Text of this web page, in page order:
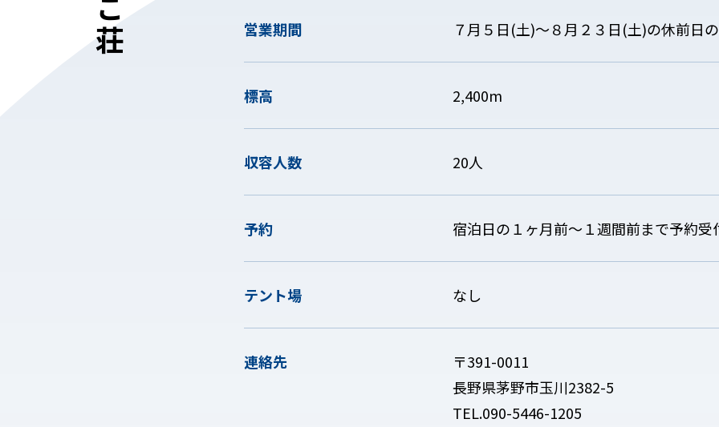
営業期間 ７月５日(土)〜８月２３日(土)の休前日
標高 2,400m
収容人数 20人
予約 宿泊日の１ヶ月前〜１週間前まで予約受
テント場 なし
連絡先
〒391-0011
長野県茅野市玉川2382-5
TEL.090-5446-1205